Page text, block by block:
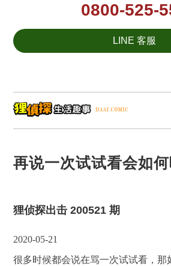
0800-525-
LINE 客服
再说一次试试看会如何
狸侦探出击 200521 期
2020-05-21
很多时候都会说在骂一次试试看，那